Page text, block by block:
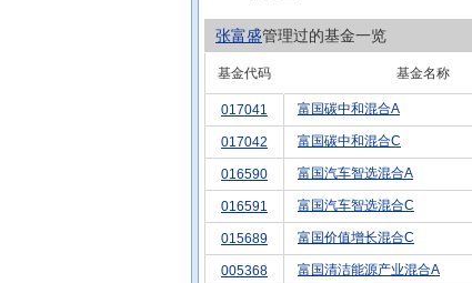
张富盛管理过的基金一览
基金代码 基金名称
017041 富国碳中和混合A
017042 富国碳中和混合C
016590 富国汽车智选混合A
016591 富国汽车智选混合C
015689 富国价值增长混合C
005368 富国清洁能源产业混合A